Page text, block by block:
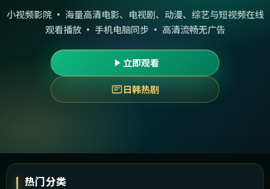
小视频影院 · 海量高清电影、电视剧、动漫、综艺与短视频在线
观看播放 · 手机电脑同步 · 高清流畅无广告
立即观看
日韩热剧
热门分类